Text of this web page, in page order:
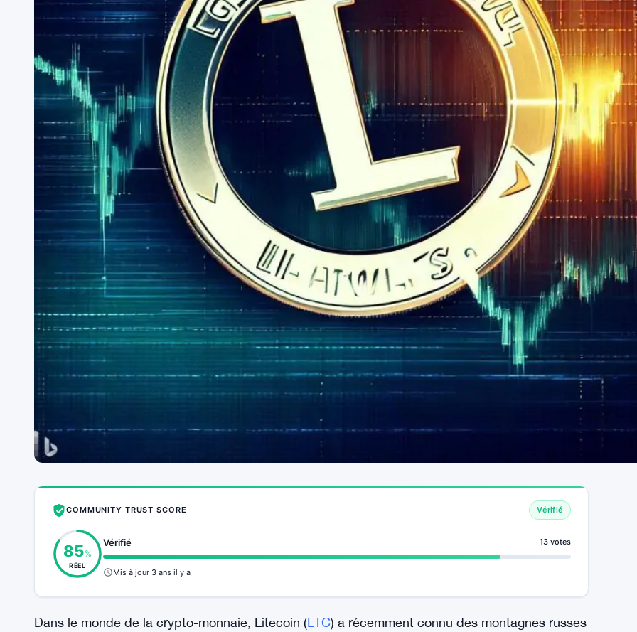
COMMUNITY TRUST SCORE Vérifié
85%
RÉEL
Vérifié 13 votes
Mis à jour 3 ans il y a
Dans le monde de la crypto-monnaie, Litecoin (LTC) a récemment connu des montagnes russes